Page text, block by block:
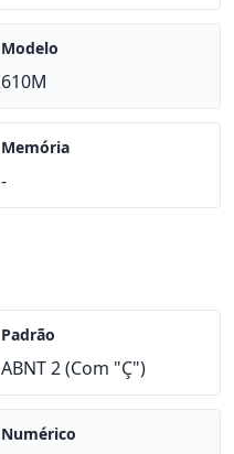
Modelo
610M
Memória
-
Padrão
ABNT 2 (Com "Ç")
Numérico